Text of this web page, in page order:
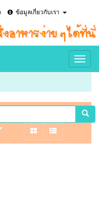
ข้อมูลเกี่ยวกับเรา